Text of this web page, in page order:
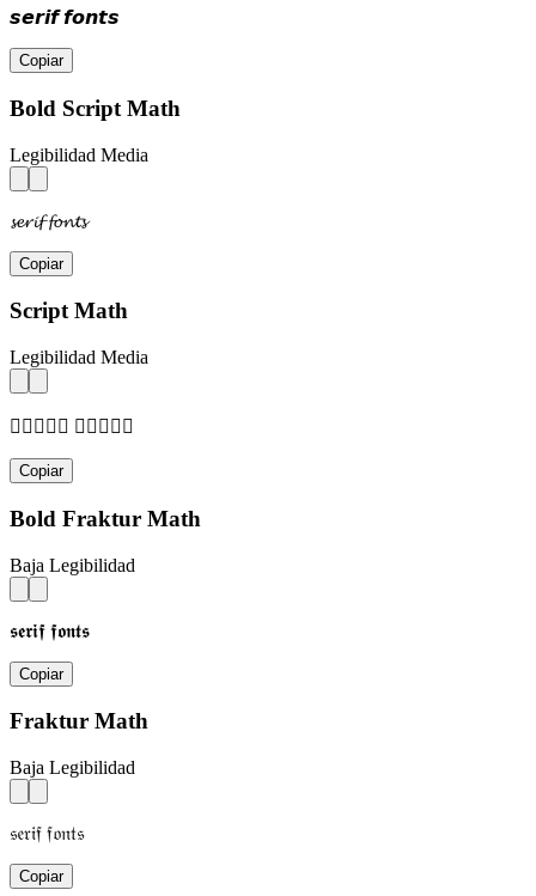
𝙨𝙚𝙧𝙞𝙛 𝙛𝙤𝙣𝙩𝙨
Copiar
Bold Script Math
Legibilidad Media
𝓼𝓮𝓻𝓲𝓯 𝓯𝓸𝓷𝓽𝓼
Copiar
Script Math
Legibilidad Media
𝓈𝒺𝓇𝒾𝒻 𝒻𝓄𝓃𝓉𝓈
Copiar
Bold Fraktur Math
Baja Legibilidad
𝖘𝖊𝖗𝖎𝖋 𝖋𝖔𝖓𝖙𝖘
Copiar
Fraktur Math
Baja Legibilidad
𝔰𝔢𝔯𝔦𝔣 𝔣𝔬𝔫𝔱𝔰
Copiar